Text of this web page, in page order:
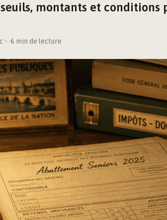
montants et conditions
·6 min de lecture